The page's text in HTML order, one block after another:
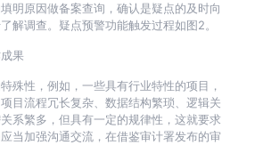
明原因做备案查询，确认是疑点的及时向
解调查。疑点预警功能触发过程如图2。
果
殊性，例如，一些具有行业特性的项目，
目流程冗长复杂、数据结构繁琐、逻辑关
系繁多，但具有一定的规律性，这就要求
当加强沟通交流，在借鉴审计署发布的审